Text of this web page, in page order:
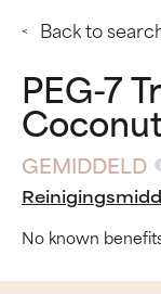
Back to
PEG-7
GEMIDDELD
No known